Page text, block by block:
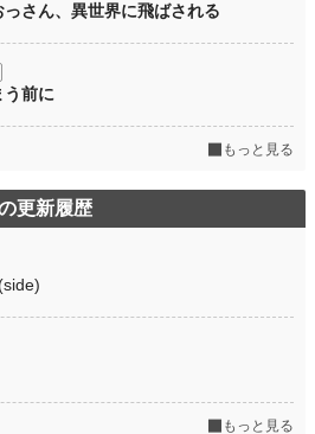
さん、異世界に飛ばされる
前に
もっと見る
更新履歴
もっと見る